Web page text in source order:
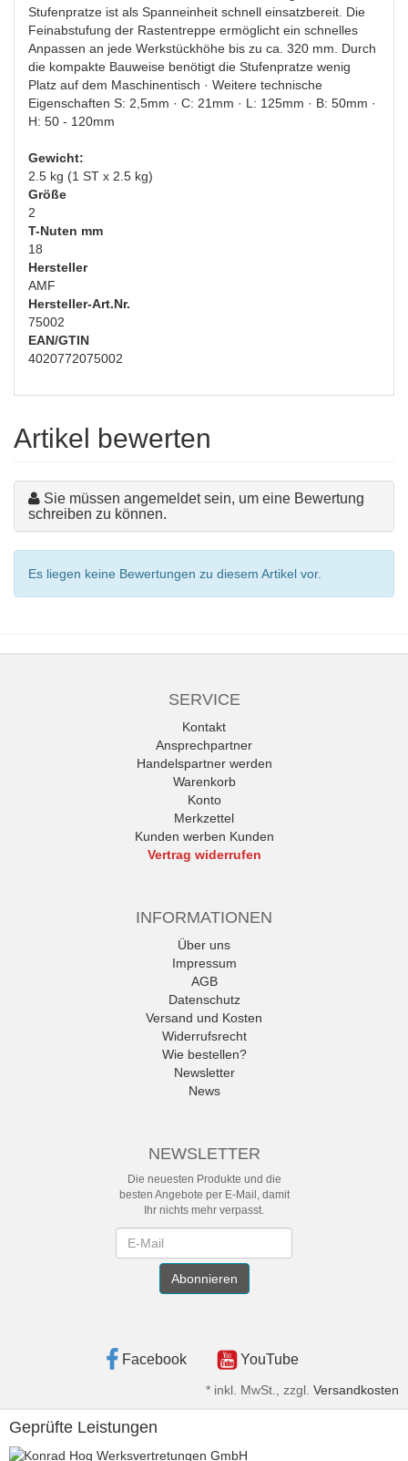
Stufenpratze ist als Spanneinheit schnell einsatzbereit. Die
Feinabstufung der Rastentreppe ermöglicht ein schnelles
Anpassen an jede Werkstückhöhe bis zu ca. 320 mm. Durch
die kompakte Bauweise benötigt die Stufenpratze wenig
Platz auf dem Maschinentisch · Weitere technische
Eigenschaften S: 2,5mm · C: 21mm · L: 125mm · B: 50mm ·
H: 50 - 120mm
Gewicht:
2.5 kg (1 ST x 2.5 kg)
Größe
2
T-Nuten mm
18
Hersteller
AMF
Hersteller-Art.Nr.
75002
EAN/GTIN
4020772075002
Artikel bewerten
Sie müssen angemeldet sein, um eine Bewertung
schreiben zu können.
Es liegen keine Bewertungen zu diesem Artikel vor.
SERVICE
Kontakt
Ansprechpartner
Handelspartner werden
Warenkorb
Konto
Merkzettel
Kunden werben Kunden
Vertrag widerrufen
INFORMATIONEN
Über uns
Impressum
AGB
Datenschutz
Versand und Kosten
Widerrufsrecht
Wie bestellen?
Newsletter
News
NEWSLETTER
Die neuesten Produkte und die
besten Angebote per E-Mail, damit
Ihr nichts mehr verpasst.
Abonnieren
Facebook YouTube
* inkl. MwSt., zzgl. Versandkosten
Geprüfte Leistungen